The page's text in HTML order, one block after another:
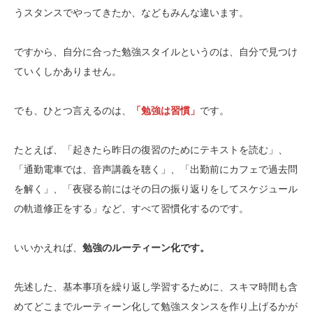
うスタンスでやってきたか、などもみんな違います。
ですから、自分に合った勉強スタイルというのは、自分で見つけ
ていくしかありません。
でも、ひとつ言えるのは、 「勉強は習慣」 です。
たとえば、「起きたら昨日の復習のためにテキストを読む」、
「通勤電車では、音声講義を聴く」、「出勤前にカフェで過去問
を解く」、「夜寝る前にはその日の振り返りをしてスケジュール
の軌道修正をする」など、すべて習慣化するのです。
いいかえれば、 勉強のルーティーン化です。
先述した、基本事項を繰り返し学習するために、スキマ時間も含
めてどこまでルーティーン化して勉強スタンスを作り上げるかが